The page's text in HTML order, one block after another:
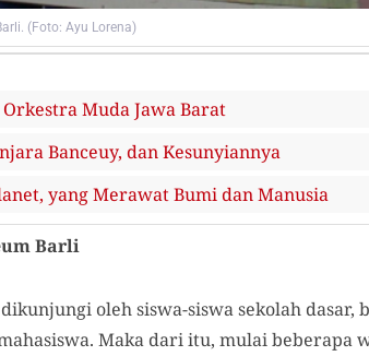
(Foto: Ayu Lorena)
Muda Jawa Barat
Banceuy, dan Kesunyiannya
yang Merawat Bumi dan Manusia
Barli
oleh siswa-siswa sekolah
Maka dari itu, mulai beberapa